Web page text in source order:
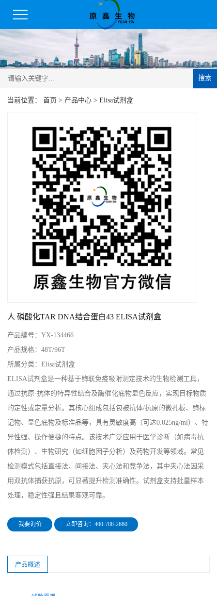
搜索
当前位置： 首页 > 产品中心 > Elisa试剂盒
人 磷酸化TAR DNA结合蛋白43 ELISA试剂盒
产品编号： YX-134466
产品规格： 48T/96T
所属分类： Elisa试剂盒
ELISA试剂盒是一种基于酶联免疫吸附测定技术的生物检测工具，
通过抗原-抗体的特异性结合及酶催化底物显色反应，实现目标物质
的定性或定量分析。其核心组成包括包被抗体/抗原的微孔板、酶标
记物、显色底物及标准品等，具有灵敏度高（可达0.025ng/ml）、特
异性强、操作便捷的特点。该技术广泛应用于医学诊断（如病毒抗
体检测）、生物研究（如细胞因子分析）及药物开发等领域。常见
检测模式包括直接法、间接法、夹心法和竞争法，其中夹心法因采
用双抗体捕获抗原，可显著提升检测准确性。试剂盒支持批量样本
处理，稳定性强且结果客观可靠。
我要询价 立即咨询：400-788-2680
产品概述